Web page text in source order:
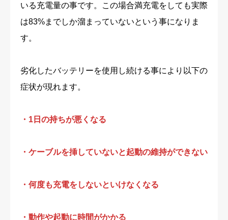
いる充電量の事です。この場合満充電をしても実際
は83%までしか溜まっていないという事になりま
す。
劣化したバッテリーを使用し続ける事により以下の
症状が現れます。
・1日の持ちが悪くなる
・ケーブルを挿していないと起動の維持ができない
・何度も充電をしないといけなくなる
・動作や起動に時間がかかる